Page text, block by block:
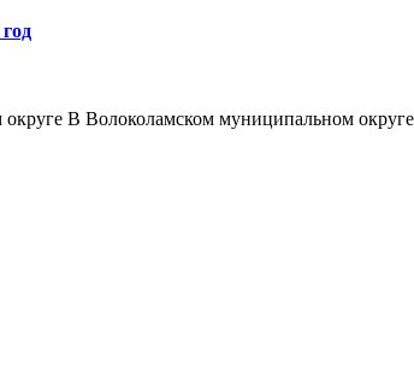
В Волоколамском муниципальном